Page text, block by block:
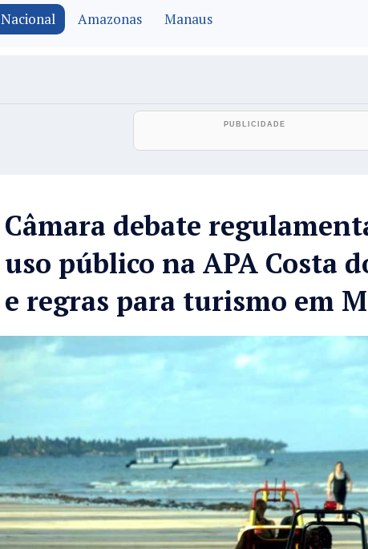
Nacional Amazonas Manaus
Câmara debate
uso público na APA Costa
e regras para turismo em